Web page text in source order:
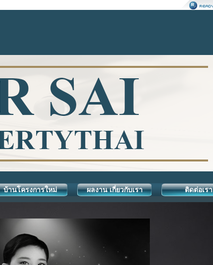
บ้านโครงการใหม่ ผลงาน เกี่ยวกับเรา ติดต่อเรา